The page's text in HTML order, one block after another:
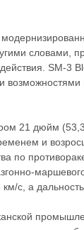
словами,
SM-3
21 дюйм
и
по
с, а